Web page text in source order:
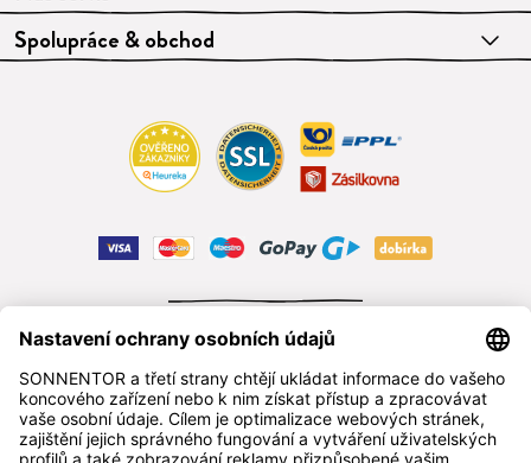
Spolupráce & obchod
čeština
SONNENTOR s.r.o.